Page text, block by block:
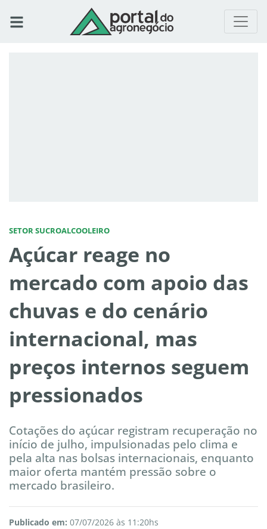
SETOR SUCROALCOOLEIRO
Açúcar reage no
mercado com apoio das
chuvas e do cenário
internacional, mas
preços internos seguem
pressionados
Cotações do açúcar registram recuperação no
início de julho, impulsionadas pelo clima e
pela alta nas bolsas internacionais, enquanto
maior oferta mantém pressão sobre o
mercado brasileiro.
Publicado em: 07/07/2026 às 11:20hs